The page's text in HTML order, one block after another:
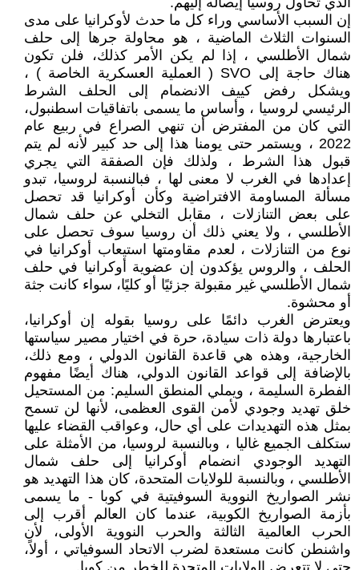
إن السبب الأساسي وراء كل ما حدث لأوكرانيا على مدى
السنوات الثلاث الماضية ، هو محاولة جرها إلى حلف
شمال الأطلسي ، إذا لم يكن الأمر كذلك، فلن تكون
هناك حاجة إلى SVO ( العملية العسكرية الخاصة ) ،
ويشكل رفض كييف الانضمام إلى الحلف الشرط
الرئيسي لروسيا ، وأساس ما يسمى باتفاقيات اسطنبول،
التي كان من المفترض أن تنهي الصراع في ربيع عام
2022 ، ويستمر حتى يومنا هذا إلى حد كبير لأنه لم يتم
قبول هذا الشرط ، ولذلك فإن الصفقة التي يجري
إعدادها في الغرب لا معنى لها ، فبالنسبة لروسيا، تبدو
مسألة المساومة الافتراضية وكأن أوكرانيا قد تحصل
على بعض التنازلات ، مقابل التخلي عن حلف شمال
الأطلسي ، ولا يعني ذلك أن روسيا سوف تحصل على
نوع من التنازلات ، لعدم مقاومتها استيعاب أوكرانيا في
الحلف ، والروس يؤكدون إن عضوية أوكرانيا في حلف
شمال الأطلسي غير مقبولة جزئيًا أو كليًا، سواء كانت جثة
أو محشوة.
ويعترض الغرب دائمًا على روسيا بقوله إن أوكرانيا،
باعتبارها دولة ذات سيادة، حرة في اختيار مصير سياستها
الخارجية، وهذه هي قاعدة القانون الدولي ، ومع ذلك،
بالإضافة إلى قواعد القانون الدولي، هناك أيضًا مفهوم
الفطرة السليمة ، ويملي المنطق السليم: من المستحيل
خلق تهديد وجودي لأمن القوى العظمى، لأنها لن تسمح
بمثل هذه التهديدات على أي حال، وعواقب القضاء عليها
ستكلف الجميع غاليا ، وبالنسبة لروسيا، من الأمثلة على
التهديد الوجودي انضمام أوكرانيا إلى حلف شمال
الأطلسي ، وبالنسبة للولايات المتحدة، كان هذا التهديد هو
نشر الصواريخ النووية السوفيتية في كوبا - ما يسمى
بأزمة الصواريخ الكوبية، عندما كان العالم أقرب إلى
الحرب العالمية الثالثة والحرب النووية الأولى، لأن
واشنطن كانت مستعدة لضرب الاتحاد السوفياتي ، أولاً،